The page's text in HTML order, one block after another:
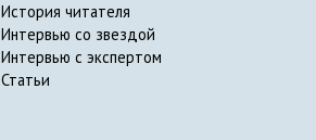
История читателя
Интервью со звездой
Интервью с экспертом
Статьи